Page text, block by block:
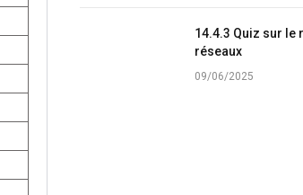
14.4.3 Quiz sur le
réseaux
09/06/2025